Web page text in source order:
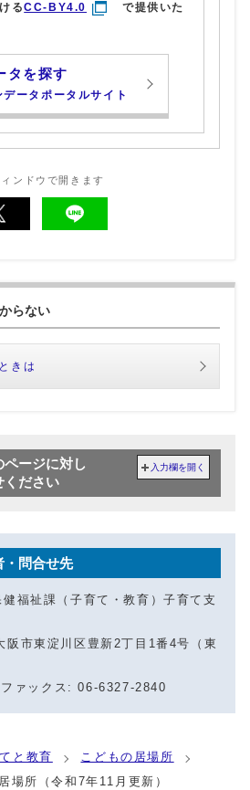
るCC-BY4.0
で提供いた
タを探す
ータポータルサイト
ンドウで開きます
らない
きは
ページに対し
ください
入力欄を開く
・問合せ先
福祉課（子育て・教育）子育て支
市東淀川区豊新2丁目1番4号（東
ァックス: 06-6327-2840
と教育
こどもの居場所
場所（令和7年11月更新）